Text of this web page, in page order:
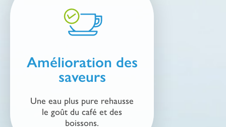
Amélioration des
saveurs
Une eau plus pure rehausse
le goût du café et des
boissons.